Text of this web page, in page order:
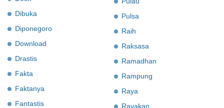
Dibuka
Diponegoro
Download
Drastis
Fakta
Faktanya
Fantastis
Pulsa
Raih
Raksasa
Ramadhan
Rampung
Raya
Rayakan